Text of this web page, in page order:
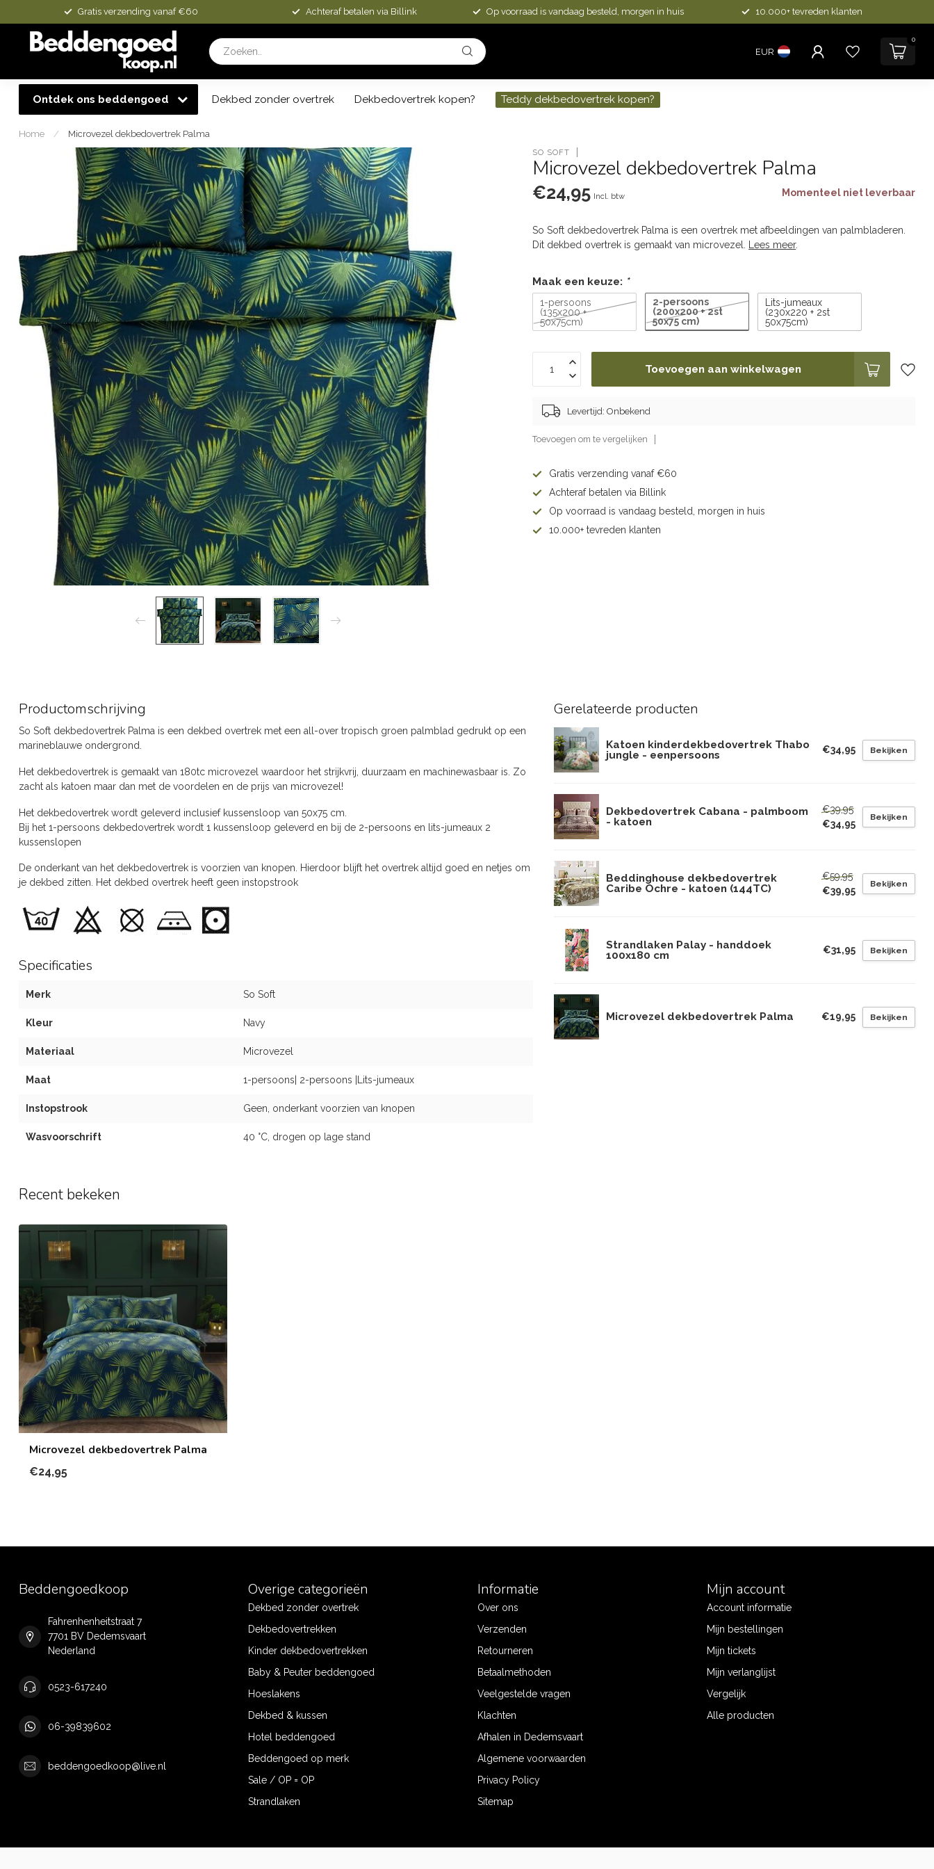
Gratis verzending vanaf €60 Achteraf betalen via Billink Op voorraad is vandaag besteld, morgen in huis 10.000+ tevreden klanten
EUR
0
Ontdek ons beddengoed Dekbed zonder overtrek Dekbedovertrek kopen? Teddy dekbedovertrek kopen?
Home / Microvezel dekbedovertrek Palma
SO SOFT
Microvezel dekbedovertrek Palma
€24,95 Incl. btw Momenteel niet leverbaar
So Soft dekbedovertrek Palma is een overtrek met afbeeldingen van palmbladeren.
Dit dekbed overtrek is gemaakt van microvezel.
Lees meer.
Maak een keuze: *
1-persoons
(135x200 +
50x75cm)
2-persoons
(200x200 + 2st
50x75 cm)
Lits-jumeaux
(230x220 + 2st
50x75cm)
Toevoegen aan winkelwagen
Levertijd: Onbekend
Toevoegen om te vergelijken
Gratis verzending vanaf €60
Achteraf betalen via Billink
Op voorraad is vandaag besteld, morgen in huis
10.000+ tevreden klanten
Productomschrijving
So Soft dekbedovertrek Palma is een dekbed overtrek met een all-over tropisch groen palmblad gedrukt op een
marineblauwe ondergrond.
Het dekbedovertrek is gemaakt van 180tc microvezel waardoor het strijkvrij, duurzaam en machinewasbaar is. Zo
zacht als katoen maar dan met de voordelen en de prijs van microvezel!
Het dekbedovertrek wordt geleverd inclusief kussensloop van 50x75 cm.
Bij het 1-persoons dekbedovertrek wordt 1 kussensloop geleverd en bij de 2-persoons en lits-jumeaux 2
kussenslopen
De onderkant van het dekbedovertrek is voorzien van knopen. Hierdoor blijft het overtrek altijd goed en netjes om
je dekbed zitten. Het dekbed overtrek heeft geen instopstrook
Specificaties
Merk So Soft
Kleur Navy
Materiaal Microvezel
Maat 1-persoons| 2-persoons |Lits-jumeaux
Instopstrook Geen, onderkant voorzien van knopen
Wasvoorschrift 40 °C, drogen op lage stand
Gerelateerde producten
Katoen kinderdekbedovertrek Thabo
jungle - eenpersoons
€34,95 Bekijken
Dekbedovertrek Cabana - palmboom
- katoen
€39,95
€34,95
Bekijken
Beddinghouse dekbedovertrek
Caribe Ochre - katoen (144TC)
€59,95
€39,95
Bekijken
Strandlaken Palay - handdoek
100x180 cm
€31,95 Bekijken
Microvezel dekbedovertrek Palma €19,95 Bekijken
Recent bekeken
Microvezel dekbedovertrek Palma
€24,95
Beddengoedkoop
Fahrenhenheitstraat 7
7701 BV Dedemsvaart
Nederland
0523-617240
06-39839602
beddengoedkoop@live.nl
Overige categorieën
Dekbed zonder overtrek
Dekbedovertrekken
Kinder dekbedovertrekken
Baby & Peuter beddengoed
Hoeslakens
Dekbed & kussen
Hotel beddengoed
Beddengoed op merk
Sale / OP = OP
Strandlaken
Informatie
Over ons
Verzenden
Retourneren
Betaalmethoden
Veelgestelde vragen
Klachten
Afhalen in Dedemsvaart
Algemene voorwaarden
Privacy Policy
Sitemap
Mijn account
Account informatie
Mijn bestellingen
Mijn tickets
Mijn verlanglijst
Vergelijk
Alle producten